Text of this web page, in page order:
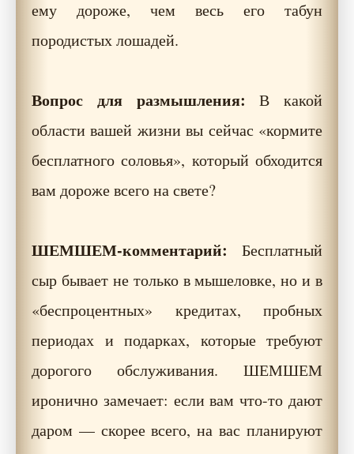
ему дороже, чем весь его табун
породистых лошадей.
Вопрос для размышления: В какой
области вашей жизни вы сейчас «кормите
бесплатного соловья», который обходится
вам дороже всего на свете?
ШЕМШЕМ-комментарий: Бесплатный
сыр бывает не только в мышеловке, но и в
«беспроцентных» кредитах, пробных
периодах и подарках, которые требуют
дорогого обслуживания. ШЕМШЕМ
иронично замечает: если вам что-то дают
даром — скорее всего, на вас планируют